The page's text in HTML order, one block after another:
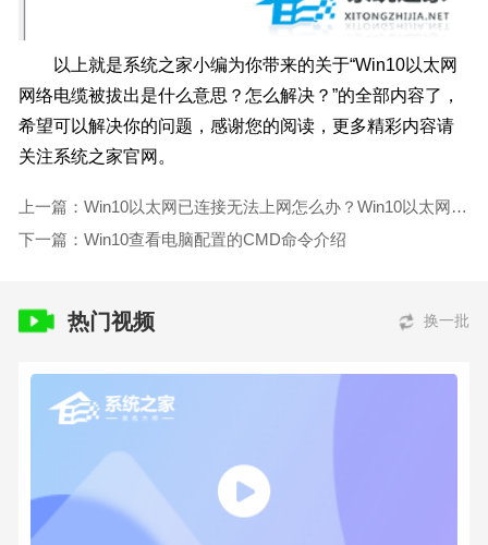
以上就是系统之家小编为你带来的关于“Win10以太网
网络电缆被拔出是什么意思？怎么解决？”的全部内容了，
希望可以解决你的问题，感谢您的阅读，更多精彩内容请
关注系统之家官网。
上一篇：Win10以太网已连接无法上网怎么办？Win10以太网已连接无法上网的解
下一篇：Win10查看电脑配置的CMD命令介绍
热门视频 换一批